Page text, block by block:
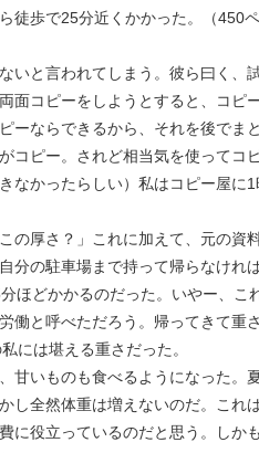
徒歩で25分近くかかった。（450
いと言われてしまう。彼ら曰く、
面コピーをしようとすると、コピ
ーならできるから、それを後でま
コピー。されど相当気を使ってコ
なかったらしい）私はコピー屋に
の厚さ？」これに加えて、元の資
分の駐車場まで持って帰らなけれ
ほどかかるのだった。いやー、こ
働と呼べただろう。帰ってきて重
には堪える重さだった。
甘いものも食べるようになった。
し全然体重は増えないのだ。これ
に役立っているのだと思う。しか